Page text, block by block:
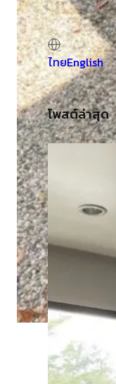
English
ไทย
โพสต์ล่าสุด